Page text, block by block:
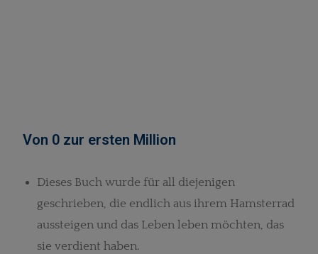
Von 0 zur ersten Million
Dieses Buch wurde für all diejenigen
geschrieben, die endlich aus ihrem Hamsterrad
aussteigen und das Leben leben möchten, das
sie verdient haben.